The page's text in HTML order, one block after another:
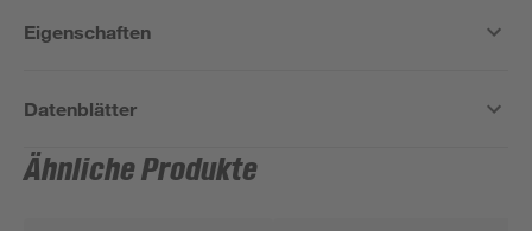
Eigenschaften
Datenblätter
Ähnliche Produkte